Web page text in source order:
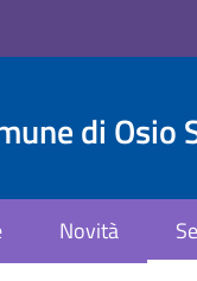
di Osio
Novità